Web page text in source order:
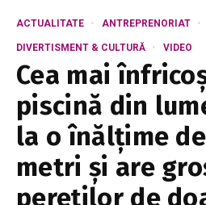
ACTUALITATE ANTREPRENORIAT
DIVERTISMENT & CULTURĂ VIDEO
Cea mai
piscină din
la o înălțime
metri și are
pereților de